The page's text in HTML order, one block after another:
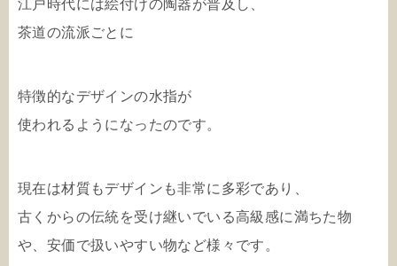
江戸時代には絵付けの陶器が普及し、
茶道の流派ごとに
特徴的なデザインの水指が
使われるようになったのです。
現在は材質もデザインも非常に多彩であり、
古くからの伝統を受け継いでいる高級感に満ちた物
や、安価で扱いやすい物など様々です。